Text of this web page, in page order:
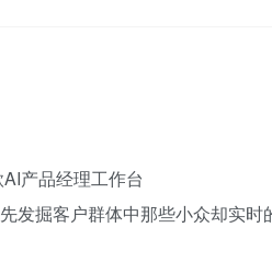
产品经理工作台
发掘客户群体中那些小众却实时